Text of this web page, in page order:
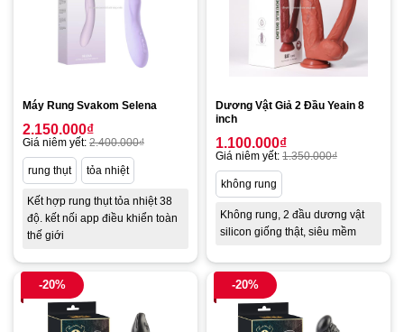
Máy Rung Svakom Selena
2.150.000₫
Giá niêm yết: 2.400.000₫
rung thụt tỏa nhiệt
Kết hợp rung thụt tỏa nhiệt 38
độ. kết nối app điều khiển toàn
thế giới
Dương Vật Giả 2 Đầu Yeain 8
inch
1.100.000₫
Giá niêm yết: 1.350.000₫
không rung
Không rung, 2 đầu dương vật
silicon giống thật, siêu mềm
-20% -20%